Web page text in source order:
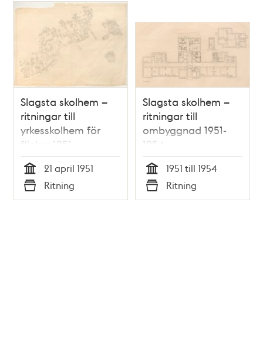
Slagsta skolhem –
ritningar till
yrkesskolhem för
flickor 1951
Tid
21 april 1951
Typ
Ritning
Slagsta skolhem –
ritningar till
ombyggnad 1951-
1954
Tid
1951 till 1954
Typ
Ritning